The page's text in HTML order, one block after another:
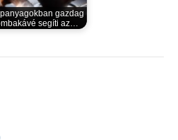
gazdag
segíti az…